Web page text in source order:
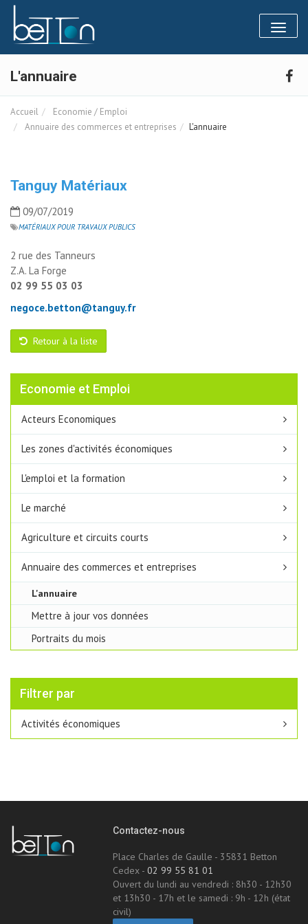
Toggle
L'annuaire
Accueil
Economie / Emploi
Annuaire des commerces et entreprises
L'annuaire
Tanguy Matériaux
09/07/2019
MATÉRIAUX POUR TRAVAUX PUBLICS
2 rue des Tanneurs
Z.A. La Forge
02 99 55 03 03
negoce.betton@tanguy.fr
Retour à la liste
Economie et Emploi
Acteurs Economiques
Les zones d'activités économiques
L'emploi et la formation
Le marché
Agriculture et circuits courts
Annuaire des commerces et entreprises
L'annuaire
Mettre à jour vos données
Portraits du mois
Filtrer par
Activités économiques
Contactez-nous
Place Charles de Gaulle - 35831 Betton
Cedex -02 99 55 81 01
Ouvert du lundi au vendredi : 8h30 - 12h30
et 13h30 - 17h et le samedi : 9h - 12h (état
civil)
Panneau de gestion des cookies